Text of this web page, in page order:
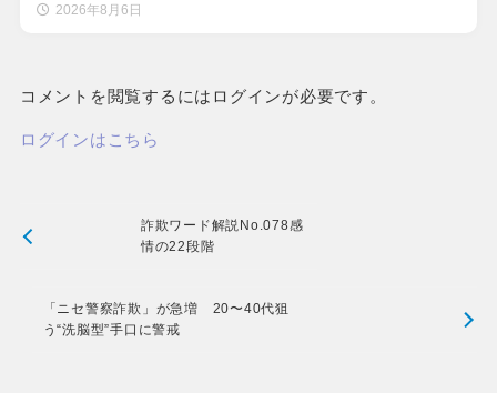
2026年8月6日
コメントを閲覧するにはログインが必要です。
ログインはこちら
詐欺ワード解説No.078感
情の22段階
「ニセ警察詐欺」が急増 20〜40代狙
う“洗脳型”手口に警戒